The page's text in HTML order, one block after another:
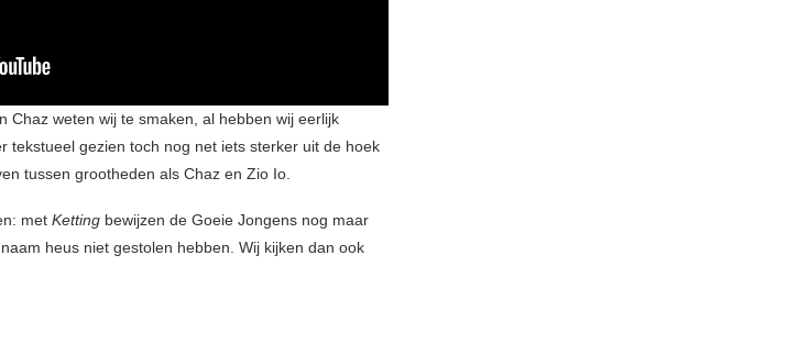
Chaz weten wij te smaken, al hebben wij eerlijk
tekstueel gezien toch nog net iets sterker uit de hoek
tussen grootheden als Chaz en Zio Io.
met Ketting bewijzen de Goeie Jongens nog maar
heus niet gestolen hebben. Wij kijken dan ook